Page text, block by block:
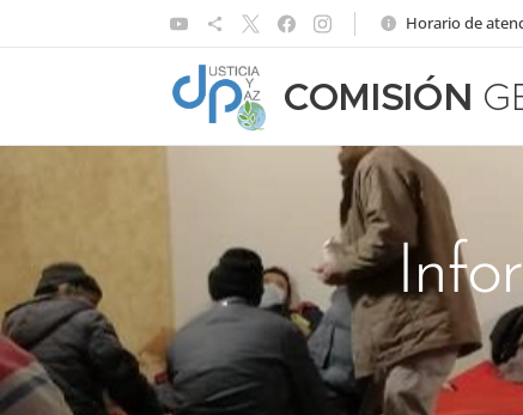
Horario de
COMISIÓN